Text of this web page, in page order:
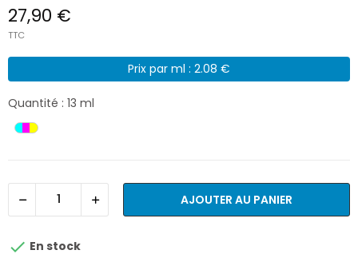
27,90 €
TTC
Prix par ml : 2.08 €
Quantité : 13 ml
AJOUTER AU PANIER
 En stock